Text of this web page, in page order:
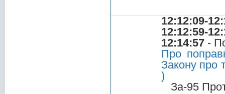
12:12:09-
12:12:59-
12:14:57 -
Про
Закону про
)
За-95